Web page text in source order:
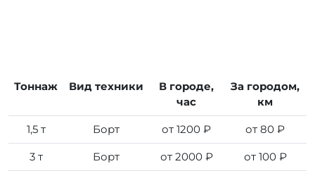
Тоннаж Вид техники
В городе,
час
За городом,
км
1,5 т Борт от 1200 ₽ от 80 ₽
3 т Борт от 2000 ₽ от 100 ₽